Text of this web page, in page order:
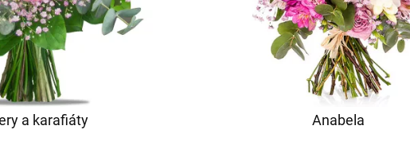
a karafiáty
Anabela